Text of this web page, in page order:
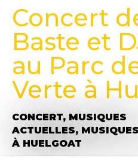
Concert
Baste et
au Parc
Verte à
CONCERT, MUSIQUES
ACTUELLES,
À HUELGOAT